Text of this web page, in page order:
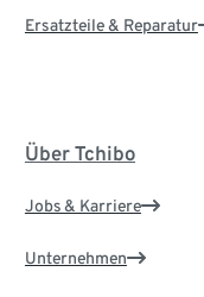
Ersatzteile & Reparatur
Über Tchibo
Jobs & Karriere
Unternehmen